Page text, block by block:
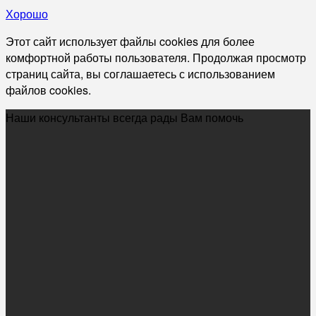
Хорошо
Этот сайт использует файлы cookies для более
комфортной работы пользователя. Продолжая просмотр
страниц сайта, вы соглашаетесь с использованием
файлов cookies.
Наши консультанты всегда рады Вам помочь